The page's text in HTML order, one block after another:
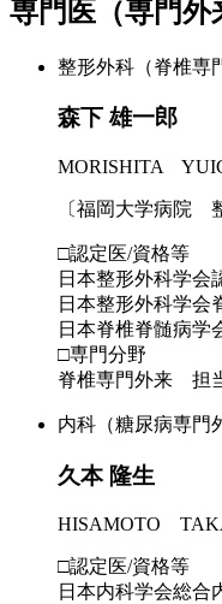
専門医（専門外
整形外科（脊椎専
森下 雄一郎
MORISHITA
〔福岡大学病院
□認定医/資格等
日本整形外科学会
日本整形外科学会
日本脊椎脊髄病学
□専門分野
脊椎専門外来 担
内科（糖尿病専門
久本 隆生
HISAMOTO
□認定医/資格等
日本内科学会総合